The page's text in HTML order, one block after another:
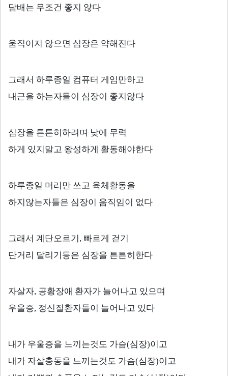
담배는 무조건 좋지 않다
움직이지 않으면 심장은 약해진다
그래서 하루종일 컴퓨터 게임만하고
내근을 하는자들이 심장이 좋지않다
심장을 튼튼히하려며 낮에 무력
하게 있지말고 왕성하게 활동해야한다
하루종일 머리만 쓰고 육체활동을
하지않는자들은 심장이 움직임이 없다
그래서 계단오르기 , 빠르게 걷기
단거리 달리기등은 심장을 튼튼히한다
자살자, 공황장애 환자가 늘어나고 있으며
우울증, 정신질환자들이 늘어나고 있다
내가 우울증을 느끼는것도 가슴(심장)이고
내가 자살충동을 느끼는것도 가슴(심장)이고